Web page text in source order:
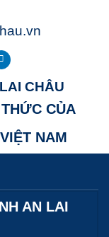
CHÂU
CỦA
NAM
AN LAI